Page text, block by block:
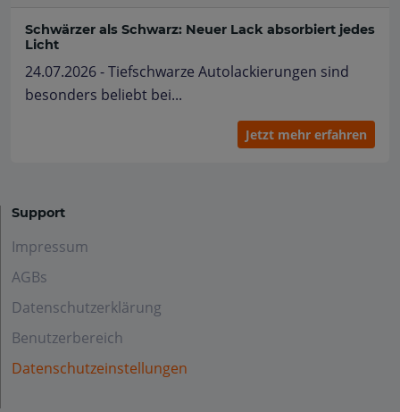
Schwärzer als Schwarz: Neuer Lack absorbiert jedes
Licht
24.07.2026 - Tiefschwarze Autolackierungen sind
besonders beliebt bei...
Jetzt mehr erfahren
Support
Impressum
AGBs
Datenschutzerklärung
Benutzerbereich
Datenschutzeinstellungen